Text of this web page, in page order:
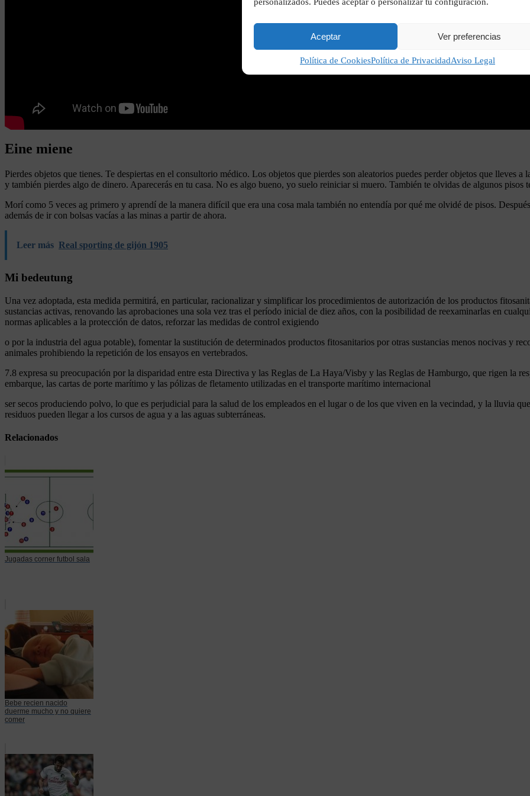
Aceptar Ver preferencias
Política de CookiesPolítica de PrivacidadAviso Legal
Eine miene
Pierdes objetos que tienes. Te despiertas en el consultorio médico. Los objetos que pierdes son aleatorios puedes perder objetos que lleves
y también pierdes algo de dinero. Aparecerás en tu casa. No es algo bueno, yo suelo reiniciar si muero. También te olvidas de algunos pisos
Morí como 5 veces ag primero y aprendí de la manera difícil que era una cosa mala también no entendía por qué me olvidé de pisos.
además de ir con bolsas vacías a las minas a partir de ahora.
Leer más Real sporting de gijón 1905
Mi bedeutung
Una vez adoptada, esta medida permitirá, en particular, racionalizar y simplificar los procedimientos de autorización de los productos
sustancias activas, renovando las aprobaciones una sola vez tras el período inicial de diez años, con la posibilidad de reexaminarlas en
normas aplicables a la protección de datos, reforzar las medidas de control exigiendo
o por la industria del agua potable), fomentar la sustitución de determinados productos fitosanitarios por otras sustancias menos nocivas y
animales prohibiendo la repetición de los ensayos en vertebrados.
7.8 expresa su preocupación por la disparidad entre esta Directiva y las Reglas de La Haya/Visby y las Reglas de Hamburgo, que rigen la
embarque, las cartas de porte marítimo y las pólizas de fletamento utilizadas en el transporte marítimo internacional
ser secos produciendo polvo, lo que es perjudicial para la salud de los empleados en el lugar o de los que viven en la vecindad, y la lluvia
residuos pueden llegar a los cursos de agua y a las aguas subterráneas.
Relacionados
Jugadas corner futbol sala
Bebe recien nacido
duerme mucho y no quiere
comer